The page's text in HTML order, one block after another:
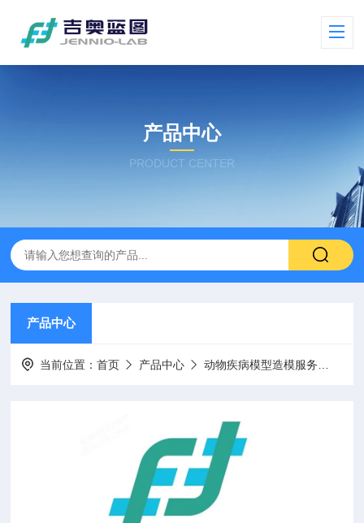
产品中心
PRODUCT CENTER
产品中心
当前位置：首页 产品中心 动物疾病模型造模服务